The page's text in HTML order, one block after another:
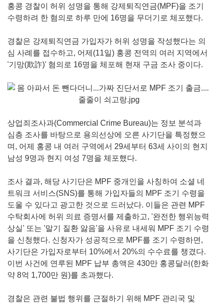
홍콩 경찰이 허위 성명을 통해 강제퇴직연금(MPF)을 조기
수령하려 한 혐의로 하루 만에 16명을 무더기로 체포했다.
경찰은 강제퇴직연금 가입자가 허위 성명을 작성했다는 의
심 사례를 접수하고, 어제(11일) 홍콩 전역의 여러 지역에서
'기망(欺詐)' 혐의로 16명을 체포해 현재 구금 조사 중이다.
상업죄조사과(Commercial Crime Bureau)는 정보 분석과
심층 조사를 바탕으로 용의선상에 오른 사기단을 특정했으
며, 어제 홍콩 내 여러 구역에서 29세부터 63세 사이의 현지
남성 9명과 현지 여성 7명을 체포했다.
조사 결과, 해당 사기단은 MPF 중개인을 사칭하여 소셜 네
트워크 서비스(SNS)를 통해 가입자들의 MPF 조기 수령을
도울 수 있다고 광고한 것으로 드러났다. 이들은 관련 MPF
수탁회사에 허위 의료 증명서를 제출하고, '완전한 행위능력
상실' 또는 '말기 질환 앓음'을 사유로 내세워 MPF 조기 수령
을 신청했다. 신청자가 성공적으로 MPF를 조기 수령하면,
사기단은 가입자로부터 10%에서 20%의 수수료를 챙겼다.
이번 사건에 연루된 MPF 납부 총액은 430만 홍콩달러(한화
약 8억 1,700만 원)를 초과했다.
경찰은 관련 불법 행위를 근절하기 위해 MPF 관리국 및